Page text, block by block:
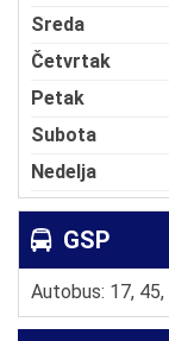
Sreda
Četvrtak
Petak
Subota
Nedelja
GSP
Autobus: 17,